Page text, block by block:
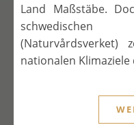
Land Maßstäbe.
schwedischen
(Naturvårdsverket)
nationalen